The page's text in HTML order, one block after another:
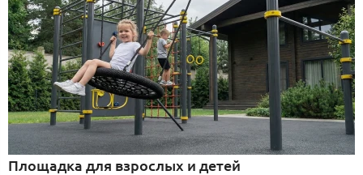
Площадка для взрослых и детей